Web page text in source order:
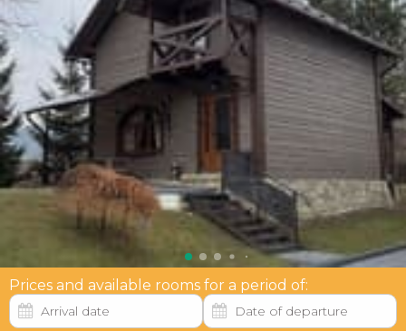
Prices and available rooms for a period of: